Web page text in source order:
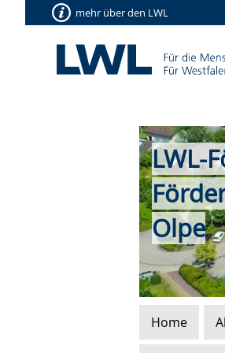
mehr über den LWL
LWL-
Olpe
Home